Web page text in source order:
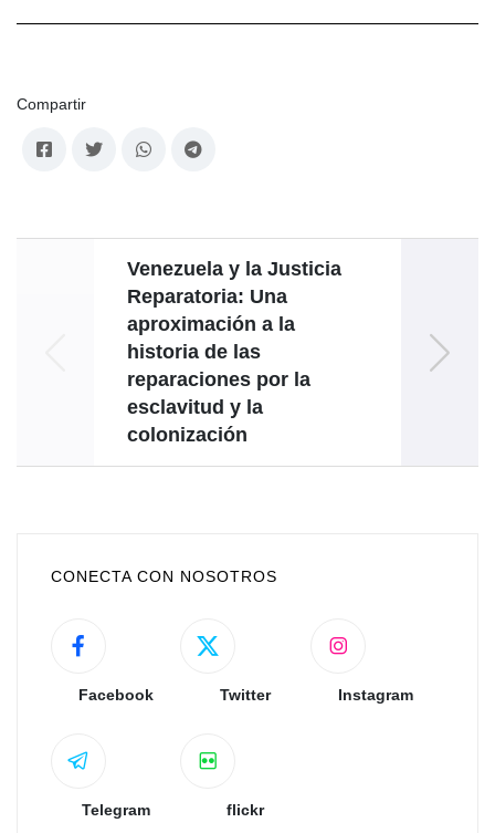
Compartir
Venezuela y la Justicia
Reparatoria: Una
aproximación a la
historia de las
reparaciones por la
esclavitud y la
colonización
CONECTA CON NOSOTROS
Facebook Twitter Instagram
Telegram flickr